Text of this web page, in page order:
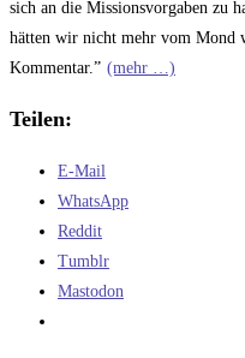
sich an die Missionsvorgaben zu
hätten wir nicht mehr vom Mond
Kommentar.” (mehr …)
Teilen:
E-Mail
WhatsApp
Reddit
Tumblr
Mastodon